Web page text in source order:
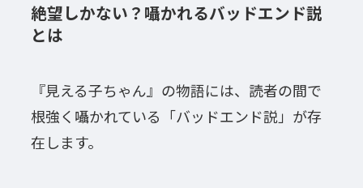
絶望しかない？囁かれるバッドエンド説
とは
『見える子ちゃん』の物語には、読者の間で
根強く囁かれている「バッドエンド説」が存
在します。